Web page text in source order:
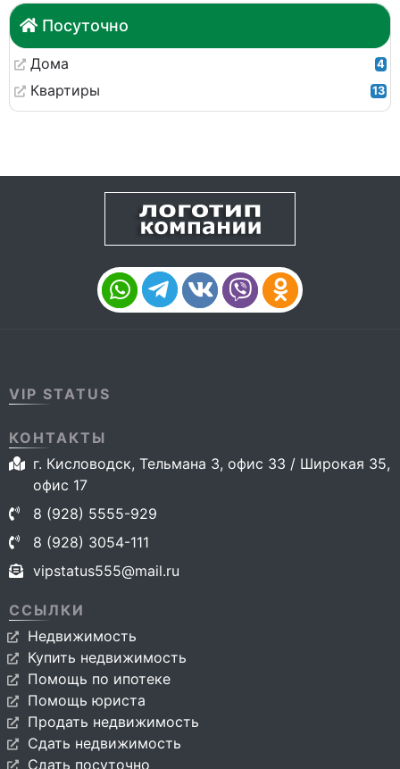
Посуточно
Дома 4
Квартиры 13
VIP STATUS
КОНТАКТЫ
г. Кисловодск, Тельмана 3, офис 33 / Широкая 35,
офис 17
8 (928) 5555-929
8 (928) 3054-111
vipstatus555@mail.ru
ССЫЛКИ
Недвижимость
Купить недвижимость
Помощь по ипотеке
Помощь юриста
Продать недвижимость
Сдать недвижимость
Сдать посуточно